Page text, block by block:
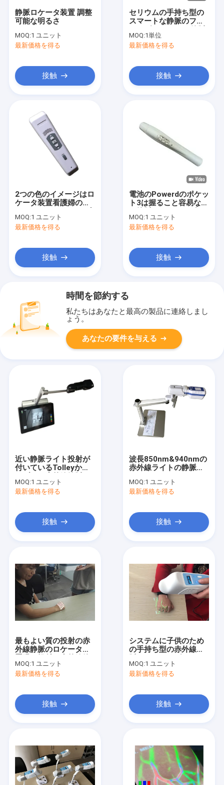
プロダクト
私達について
静脈ロケータ装置 調整
可能な明るさ
MOQ:1 ユニット
最新価格を得る
接触
セリウムの手持ち型の
スマートな静脈のファ
のロケータ装置
MOQ:1単位
最新価格を得る
接触
2つの色のイメージはロ
ケータ装置看護婦のた
外線静脈のファインダ
ーを張りめぐらします
MOQ:1 ユニット
最新価格を得る
接触
電池のPowerdのポケッ
ト3は握ること容易な軽
の静脈のロケータ装置
を導きました
MOQ:1 ユニット
最新価格を得る
接触
時間を節約する
私たちはあなたと最高の製品に連絡しまし
ょう。
あなたの要件を与える
近い静脈ライト投射が
付いているTolleyかテ
ファインダー装置管の
探知器
MOQ:1 ユニット
最新価格を得る
接触
波長850nm&940nmの
赤外線ライトの静脈の
Venipuncture装置の近
くの投射のタイプ
MOQ:1 ユニット
最新価格を得る
接触
最もよい質の投射の赤
外線静脈のロケータ装
MOQ:1 ユニット
最新価格を得る
接触
システムに子供のため
の手持ち型の赤外線静
ケータの
Transilluminatorの静
MOQ:1 ユニット
最新価格を得る
接触